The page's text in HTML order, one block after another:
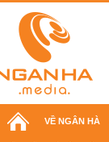
VỀ NGÂN HÀ